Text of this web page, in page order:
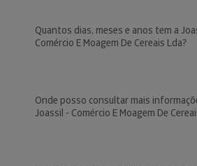
Quantos dias, meses e anos tem a
Comércio E Moagem De Cereais Lda?
Onde posso consultar mais
Joassil - Comércio E Moagem De